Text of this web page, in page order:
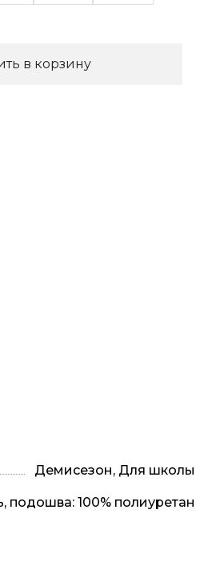
в корзину
Демисезон, Для школы
подошва: 100% полиуретан